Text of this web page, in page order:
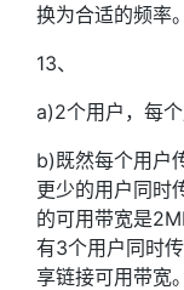
换为合适的频率。
13、
a)2个用户，每
b)既然每个用户
更少的用户同时
的可用带宽是
有3个用户同时
享链接可用带宽